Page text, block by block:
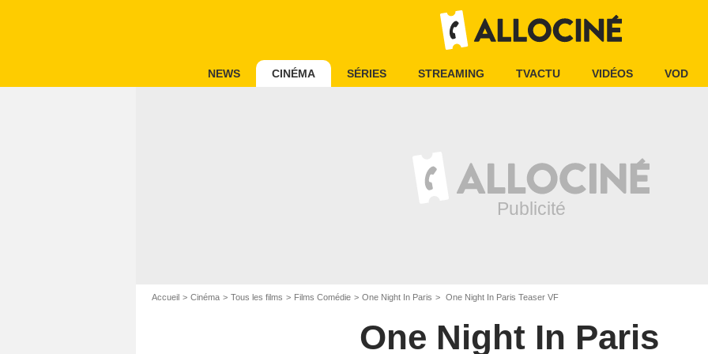
NEWS CINÉMA SÉRIES STREAMING TVACTU VIDÉOS VOD
Accueil Cinéma Tous les films Films Comédie One Night In Paris One Night In Paris Teaser VF
One Night In Paris